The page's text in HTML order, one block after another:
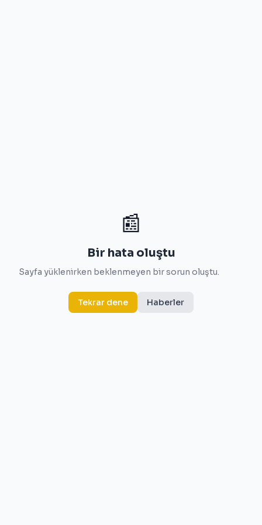
📰
Bir hata oluştu
Sayfa yüklenirken beklenmeyen bir sorun oluştu.
Tekrar dene Haberler